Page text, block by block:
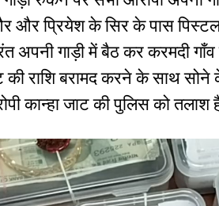
और प्रियेश के सिर के पास
अपनी गाड़ी में बैठ कर करमदी
की राशि बरामद करने के साथ
कान्हा जाट की पुलिस को तलाश